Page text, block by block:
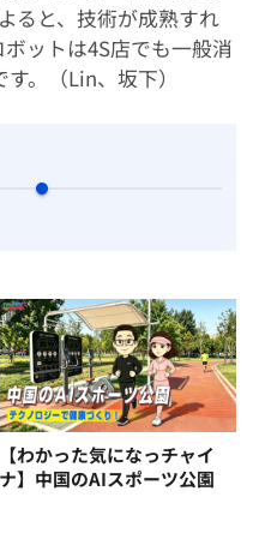
ると、技術が成熟すれ
ットは4S店でも一般消
。（Lin、坂下）
【わかった気になっチャイ
ナ】中国のAIスポーツ公園